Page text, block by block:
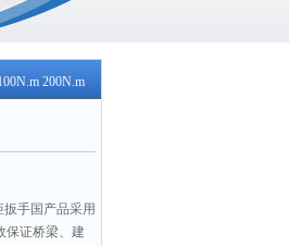
200N.m
手国产品采用
保证桥梁、建